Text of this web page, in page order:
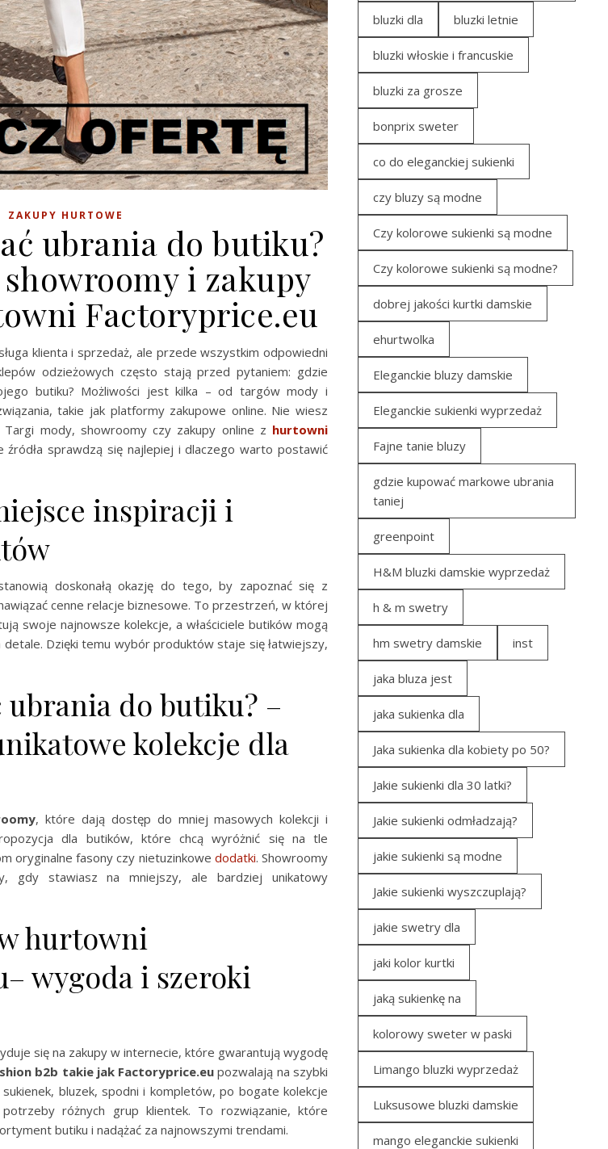
ZAKUPY HURTOWE
ubrania do butiku?
i zakupy
Factoryprice.eu
klienta i sprzedaż, ale przede wszystkim odpowiedni
odzieżowych często stają przed pytaniem: gdzie
butiku? Możliwości jest kilka – od targów mody i
takie jak platformy zakupowe online. Nie wiesz
mody, showroomy czy zakupy online z hurtowni
źródła sprawdzą się najlepiej i dlaczego warto postawić
inspiracji i
doskonałą okazję do tego, by zapoznać się z
cenne relacje biznesowe. To przestrzeń, w której
swoje najnowsze kolekcje, a właściciele butików mogą
detale. Dzięki temu wybór produktów staje się łatwiejszy,
ubrania do butiku? –
kolekcje dla
, które dają dostęp do mniej masowych kolekcji i
dla butików, które chcą wyróżnić się na tle
oryginalne fasony czy nietuzinkowe dodatki. Showroomy
gdy stawiasz na mniejszy, ale bardziej unikatowy
hurtowni
wygoda i szeroki
się na zakupy w internecie, które gwarantują wygodę
b2b takie jak Factoryprice.eupozwalają na szybki
bluzek, spodni i kompletów, po bogate kolekcje
różnych grup klientek. To rozwiązanie, które
butiku i nadążać za najnowszymi trendami.
bluzki dla bluzki letnie
bluzki włoskie i francuskie
bluzki za grosze
bonprix sweter
co do eleganckiej sukienki
czy bluzy są modne
Czy kolorowe sukienki są modne
Czy kolorowe sukienki są modne?
dobrej jakości kurtki damskie
ehurtwolka
Eleganckie bluzy damskie
Eleganckie sukienki wyprzedaż
Fajne tanie bluzy
gdzie kupować markowe ubrania
taniej
greenpoint
H&M bluzki damskie wyprzedaż
h & m swetry
hm swetry damskie inst
jaka bluza jest
jaka sukienka dla
Jaka sukienka dla kobiety po 50?
Jakie sukienki dla 30 latki?
Jakie sukienki odmładzają?
jakie sukienki są modne
Jakie sukienki wyszczuplają?
jakie swetry dla
jaki kolor kurtki
jaką sukienkę na
kolorowy sweter w paski
Limango bluzki wyprzedaż
Luksusowe bluzki damskie
mango eleganckie sukienki